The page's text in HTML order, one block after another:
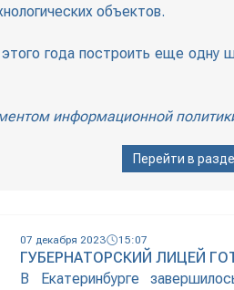
объектов.
года построить еще
информационной
Перейти в
07 декабря 2023 15:07
ГУБЕРНАТОРСКИЙ ЛИЦЕЙ
В Екатеринбурге